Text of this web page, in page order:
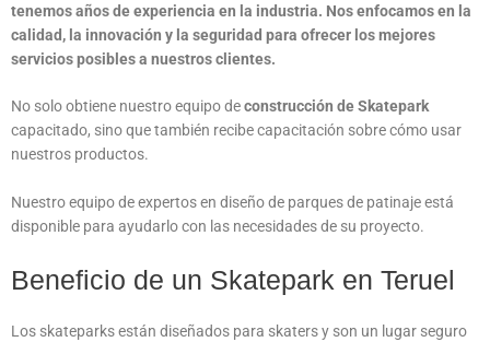
tenemos años de experiencia en la industria. Nos enfocamos en la
calidad, la innovación y la seguridad para ofrecer los mejores
servicios posibles a nuestros clientes.
No solo obtiene nuestro equipo deconstrucción de Skatepark
capacitado, sino que también recibe capacitación sobre cómo usar
nuestros productos.
Nuestro equipo de expertos en diseño de parques de patinaje está
disponible para ayudarlo con las necesidades de su proyecto.
Beneficio de un Skatepark en Teruel
Los skateparks están diseñados para skaters y son un lugar seguro